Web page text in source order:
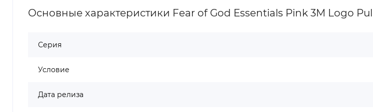
Основные характеристики Fear of God Essentials Pink 3M Logo
Серия
Условие
Дата релиза